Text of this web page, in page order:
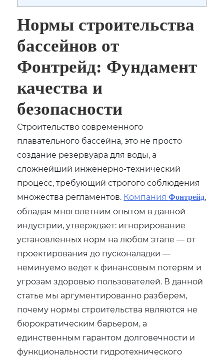
Нормы строительства
бассейнов от
Фонтрейд: Фундамент
качества и
безопасности
Строительство современного
плавательного бассейна, это не просто
создание резервуара для воды, а
сложнейший инженерно-технический
процесс, требующий строгого соблюдения
множества регламентов. КомпанияФонтрейд,
обладая многолетним опытом в данной
индустрии, утверждает: игнорирование
установленных норм на любом этапе — от
проектирования до пусконаладки —
неминуемо ведет к финансовым потерям и
угрозам здоровью пользователей. В данной
статье мы аргументированно разберем,
почему нормы строительства являются не
бюрократическим барьером, а
единственным гарантом долговечности и
функциональности гидротехнического